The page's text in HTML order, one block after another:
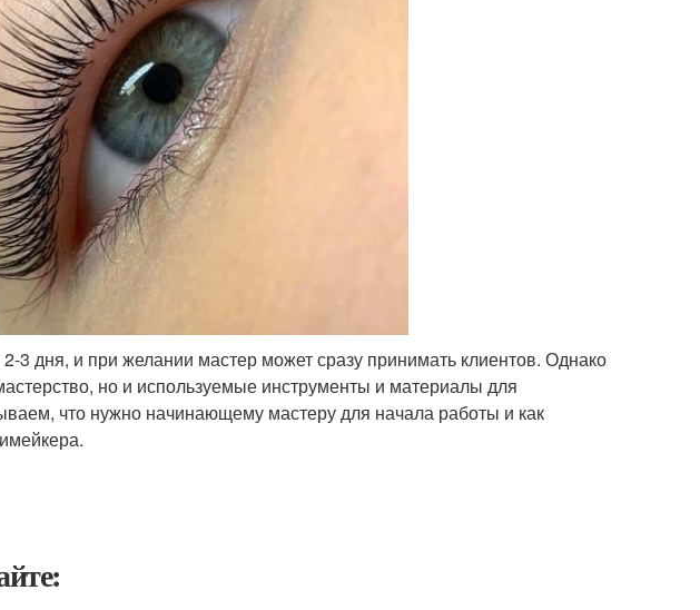
3 дня, и при желании мастер может сразу принимать клиентов. Однако
но и используемые инструменты и материалы для
что нужно начинающему мастеру для начала работы и как